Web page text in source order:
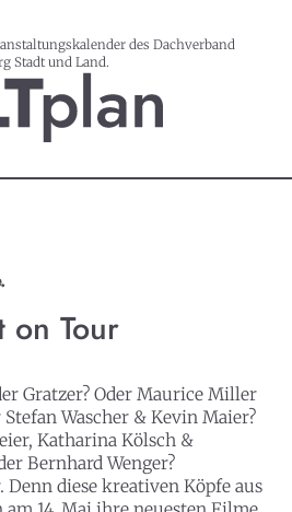
des Dachverband
Stadt und Land.
on Tour
Gratzer? Oder Maurice Miller
Wascher & Kevin Maier?
Katharina Kölsch &
Bernhard Wenger?
Denn diese kreativen Köpfe aus